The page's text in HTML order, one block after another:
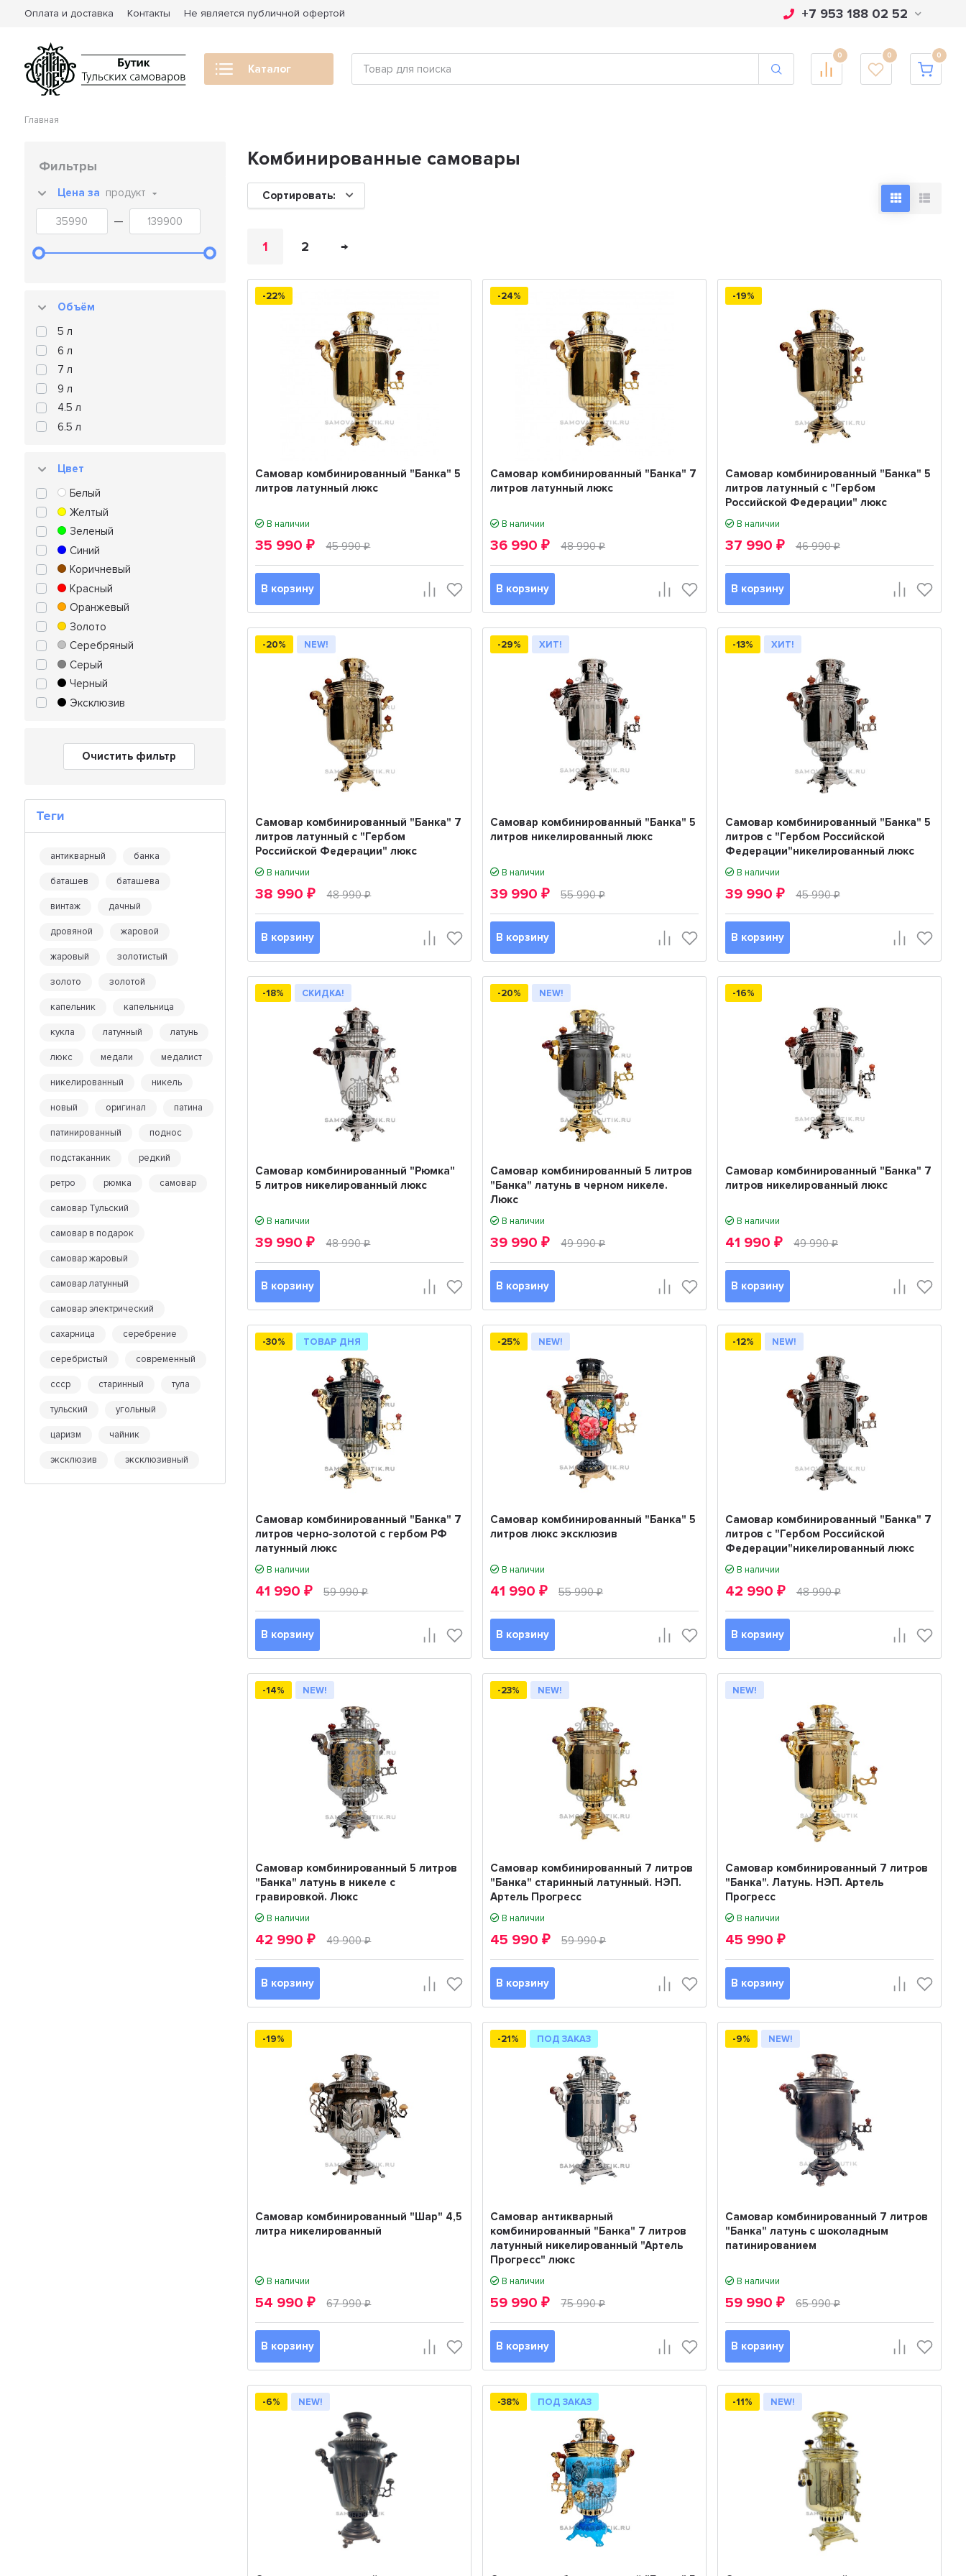
Оплата и доставка Контакты Не является публичной офертой +7 953 188 02 52
Каталог
0 0 0
Главная
Фильтры
Цена за продукт
—
Объём
5 л
6 л
7 л
9 л
4.5 л
6.5 л
Цвет
Белый
Желтый
Зеленый
Синий
Коричневый
Красный
Оранжевый
Золото
Серебряный
Серый
Черный
Эксклюзив
Очистить фильтр
Теги
антикварный банка
баташев баташева
винтаж дачный
дровяной жаровой
жаровый золотистый
золото золотой
капельник капельница
кукла латунный латунь
люкс медали медалист
никелированный никель
новый оригинал патина
патинированный поднос
подстаканник редкий
ретро рюмка самовар
самовар Тульский
самовар в подарок
самовар жаровый
самовар латунный
самовар электрический
сахарница серебрение
серебристый современный
ссср старинный тула
тульский угольный
царизм чайник
эксклюзив эксклюзивный
Комбинированные самовары
Сортировать:
1 2 →
-22%
Самовар комбинированный "Банка" 5
литров латунный люкс
В наличии
35 990₽ 45 990₽
В корзину
-24%
Самовар комбинированный "Банка" 7
литров латунный люкс
В наличии
36 990₽ 48 990₽
В корзину
-19%
Самовар комбинированный "Банка" 5
литров латунный с "Гербом
Российской Федерации" люкс
В наличии
37 990 ₽ 46 990₽
В корзину
-20% NEW!
Самовар комбинированный "Банка" 7
литров латунный с "Гербом
Российской Федерации" люкс
В наличии
38 990₽ 48 990₽
В корзину
-29% ХИТ!
Самовар комбинированный "Банка" 5
литров никелированный люкс
В наличии
39 990₽ 55 990₽
В корзину
-13% ХИТ!
Самовар комбинированный "Банка" 5
литров с "Гербом Российской
Федерации"никелированный люкс
В наличии
39 990 ₽ 45 990₽
В корзину
-18% СКИДКА!
Самовар комбинированный "Рюмка"
5 литров никелированный люкс
В наличии
39 990₽ 48 990₽
В корзину
-20% NEW!
Самовар комбинированный 5 литров
"Банка" латунь в черном никеле.
Люкс
В наличии
39 990₽ 49 990₽
В корзину
-16%
Самовар комбинированный "Банка" 7
литров никелированный люкс
В наличии
41 990 ₽ 49 990₽
В корзину
-30% ТОВАР ДНЯ
Самовар комбинированный "Банка" 7
литров черно-золотой с гербом РФ
латунный люкс
В наличии
41 990₽ 59 990₽
В корзину
-25% NEW!
Самовар комбинированный "Банка" 5
литров люкс эксклюзив
В наличии
41 990₽ 55 990₽
В корзину
-12% NEW!
Самовар комбинированный "Банка" 7
литров с "Гербом Российской
Федерации"никелированный люкс
В наличии
42 990 ₽ 48 990₽
В корзину
-14% NEW!
Самовар комбинированный 5 литров
"Банка" латунь в никеле с
гравировкой. Люкс
В наличии
42 990₽ 49 900₽
В корзину
-23% NEW!
Самовар комбинированный 7 литров
"Банка" старинный латунный. НЭП.
Артель Прогресс
В наличии
45 990₽ 59 990₽
В корзину
NEW!
Самовар комбинированный 7 литров
"Банка". Латунь. НЭП. Артель
Прогресс
В наличии
45 990 ₽
В корзину
-19%
Самовар комбинированный "Шар" 4,5
литра никелированный
В наличии
54 990₽ 67 990₽
В корзину
-21% ПОД ЗАКАЗ
Самовар антикварный
комбинированный "Банка" 7 литров
латунный никелированный "Артель
Прогресс" люкс
В наличии
59 990₽ 75 990₽
В корзину
-9% NEW!
Самовар комбинированный 7 литров
"Банка" латунь с шоколадным
патинированием
В наличии
59 990 ₽ 65 990₽
В корзину
-6% NEW! -38% ПОД ЗАКАЗ -11% NEW!